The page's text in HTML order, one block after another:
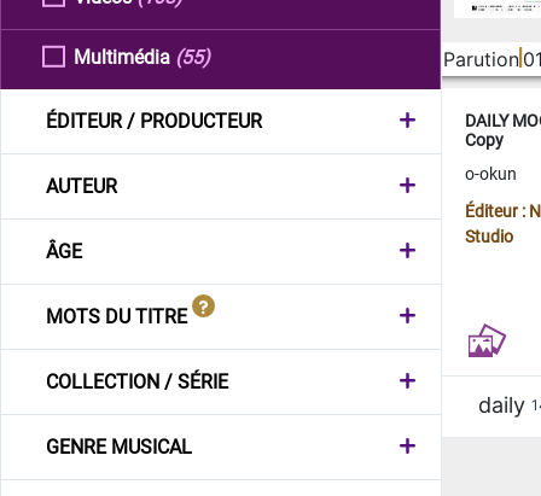
Multimédia (55)
ÉDITEUR / PRODUCTEUR
AUTEUR
ÂGE
MOTS DU TITRE
COLLECTION / SÉRIE
GENRE MUSICAL
Parution
DAILY
Copy
o-okun
Éditeur :
Studio
daily